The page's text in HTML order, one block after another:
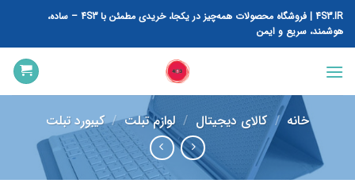
پرش
محتوا
4S3.IR | فروشگاه محصولات همه‌چیز در یکجا، خریدی مطمئن با 4S3 – ساده،
هوشمند، سریع و ایمن
خانه / کالای دیجیتال / لوازم تبلت / کیبورد تبلت